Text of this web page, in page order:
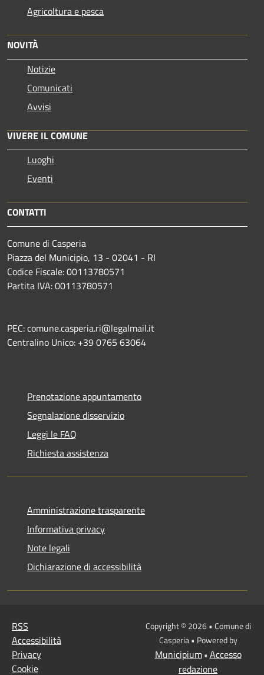
Agricoltura e pesca
NOVITÀ
Notizie
Comunicati
Avvisi
VIVERE IL COMUNE
Luoghi
Eventi
CONTATTI
Comune di Casperia
Piazza del Municipio, 13 - 02041 - RI
Codice Fiscale: 00113780571
Partita IVA: 00113780571
PEC: comune.casperia.ri@legalmail.it
Centralino Unico: +39 0765 63064
Prenotazione appuntamento
Segnalazione disservizio
Leggi le FAQ
Richiesta assistenza
Amministrazione trasparente
Informativa privacy
Note legali
Dichiarazione di accessibilità
RSS
Accessibilità
Privacy
Cookie
Copyright © 2026 • Comune di
Casperia • Powered by
Municipium• Accesso
redazione